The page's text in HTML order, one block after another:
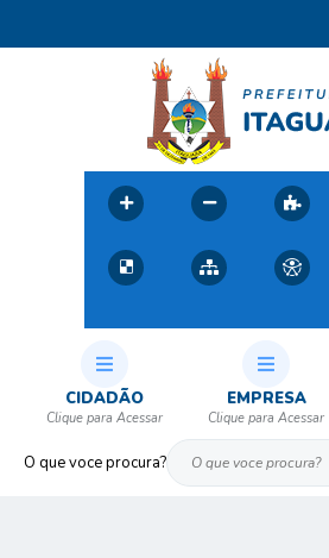
O que voce procura?
CIDADÃO EMPRESA